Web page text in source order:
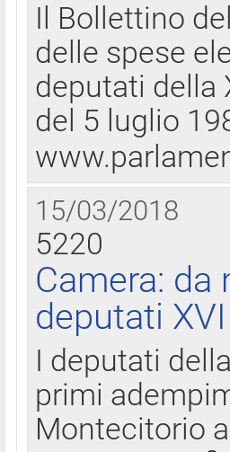
Il Bollettino
delle spese
deputati della
del 5 luglio
15/03/2018
5220
Camera:
deputati
I deputati
primi
Montecitorio